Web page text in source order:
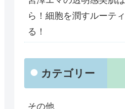
ら！細胞を潤すルーテ
る！
カテゴリー
その他